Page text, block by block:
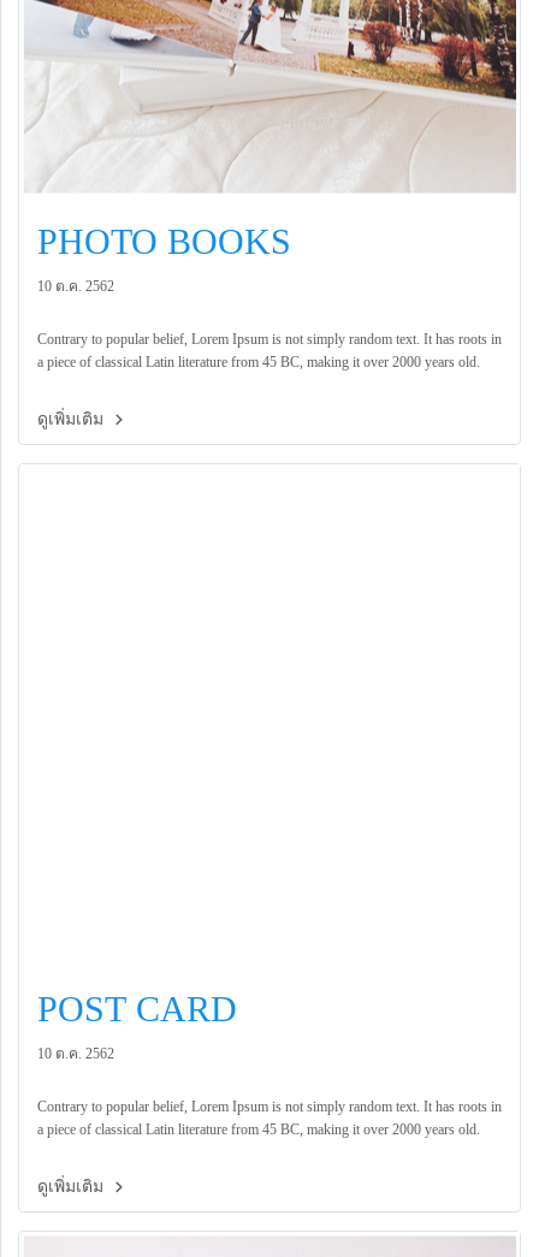
PHOTO BOOKS
10 ต.ค. 2562
Contrary to popular belief, Lorem Ipsum is not simply random text. It has roots in
a piece of classical Latin literature from 45 BC, making it over 2000 years old.
ดูเพิ่มเติม
POST CARD
10 ต.ค. 2562
Contrary to popular belief, Lorem Ipsum is not simply random text. It has roots in
a piece of classical Latin literature from 45 BC, making it over 2000 years old.
ดูเพิ่มเติม